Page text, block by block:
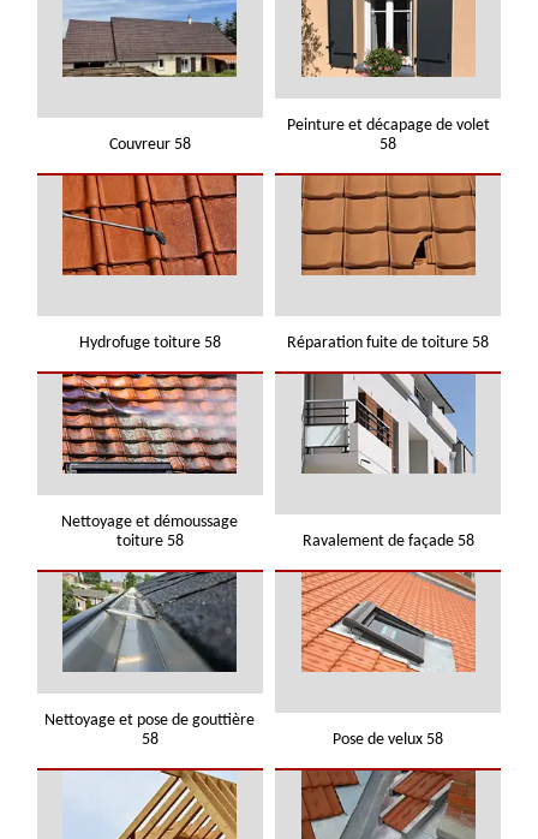
Couvreur 58
Peinture et décapage de volet
58
Hydrofuge toiture 58 Réparation fuite de toiture 58
Nettoyage et démoussage
toiture 58
Ravalement de façade 58
Nettoyage et pose de gouttière
58
Pose de velux 58